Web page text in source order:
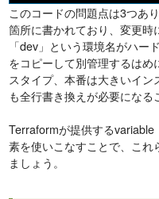
このコードの問題点は3つあ
箇所に書かれており、変更時
「dev」という環境名がハー
をコピーして別管理するは
スタイプ、本番は大きいイ
も全行書き換えが必要になる
Terraformが提供する
素を使いこなすことで、これ
ましょう。